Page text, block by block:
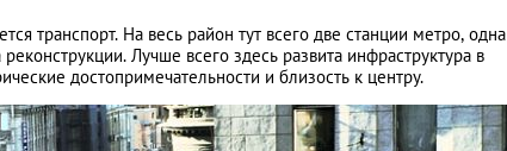
транспорт. На весь район тут всего две станции метро, одна
Лучше всего здесь развита инфраструктура в
достопримечательности и близость к центру.